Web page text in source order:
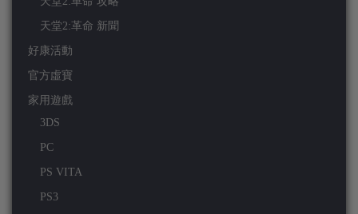
天堂2:革命 新聞
好康活動
官方虛寶
家用遊戲
3DS
PC
PS VITA
PS3